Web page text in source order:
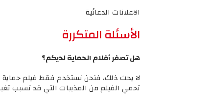
الاعلانات الدعائية
الأسئلة المتكررة
هل تصفر أفلام الحماية لديكم؟
لا يحث ذلك، فنحن نستخدم فقط فيلم حماية
تحمي الفيلم من المذيبات التي قد تسبب